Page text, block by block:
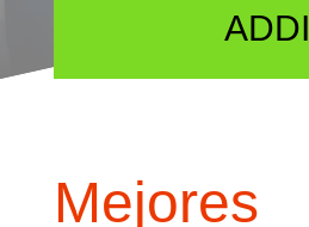
ADDI
Mejores